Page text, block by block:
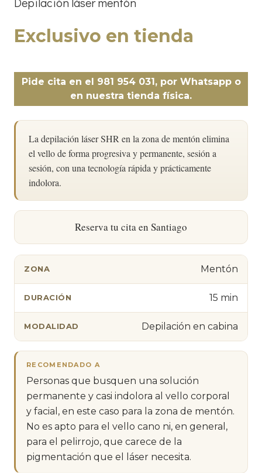
Exclusivo en tienda
Pide cita en el 981 954 031, por Whatsapp o
en nuestra tienda física.
La depilación láser SHR en la zona de mentón elimina
el vello de forma progresiva y permanente, sesión a
sesión, con una tecnología rápida y prácticamente
indolora.
Reserva tu cita en Santiago
ZONA Mentón
DURACIÓN 15 min
MODALIDAD Depilación en cabina
RECOMENDADO A
Personas que busquen una solución
permanente y casi indolora al vello corporal
y facial, en este caso para la zona de mentón.
No es apto para el vello cano ni, en general,
para el pelirrojo, que carece de la
pigmentación que el láser necesita.